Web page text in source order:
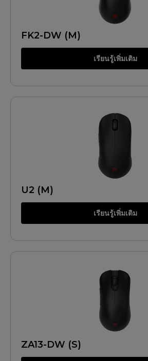
FK2-DW (M)
เรียนรู้เพิ่มเติม
U2 (M)
เรียนรู้เพิ่มเติม
ZA13-DW (S)